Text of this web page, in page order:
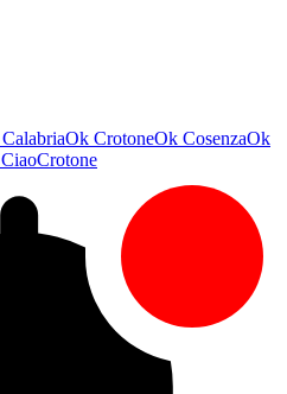
CalabriaOk CrotoneOk CosenzaOk
CiaoCrotone